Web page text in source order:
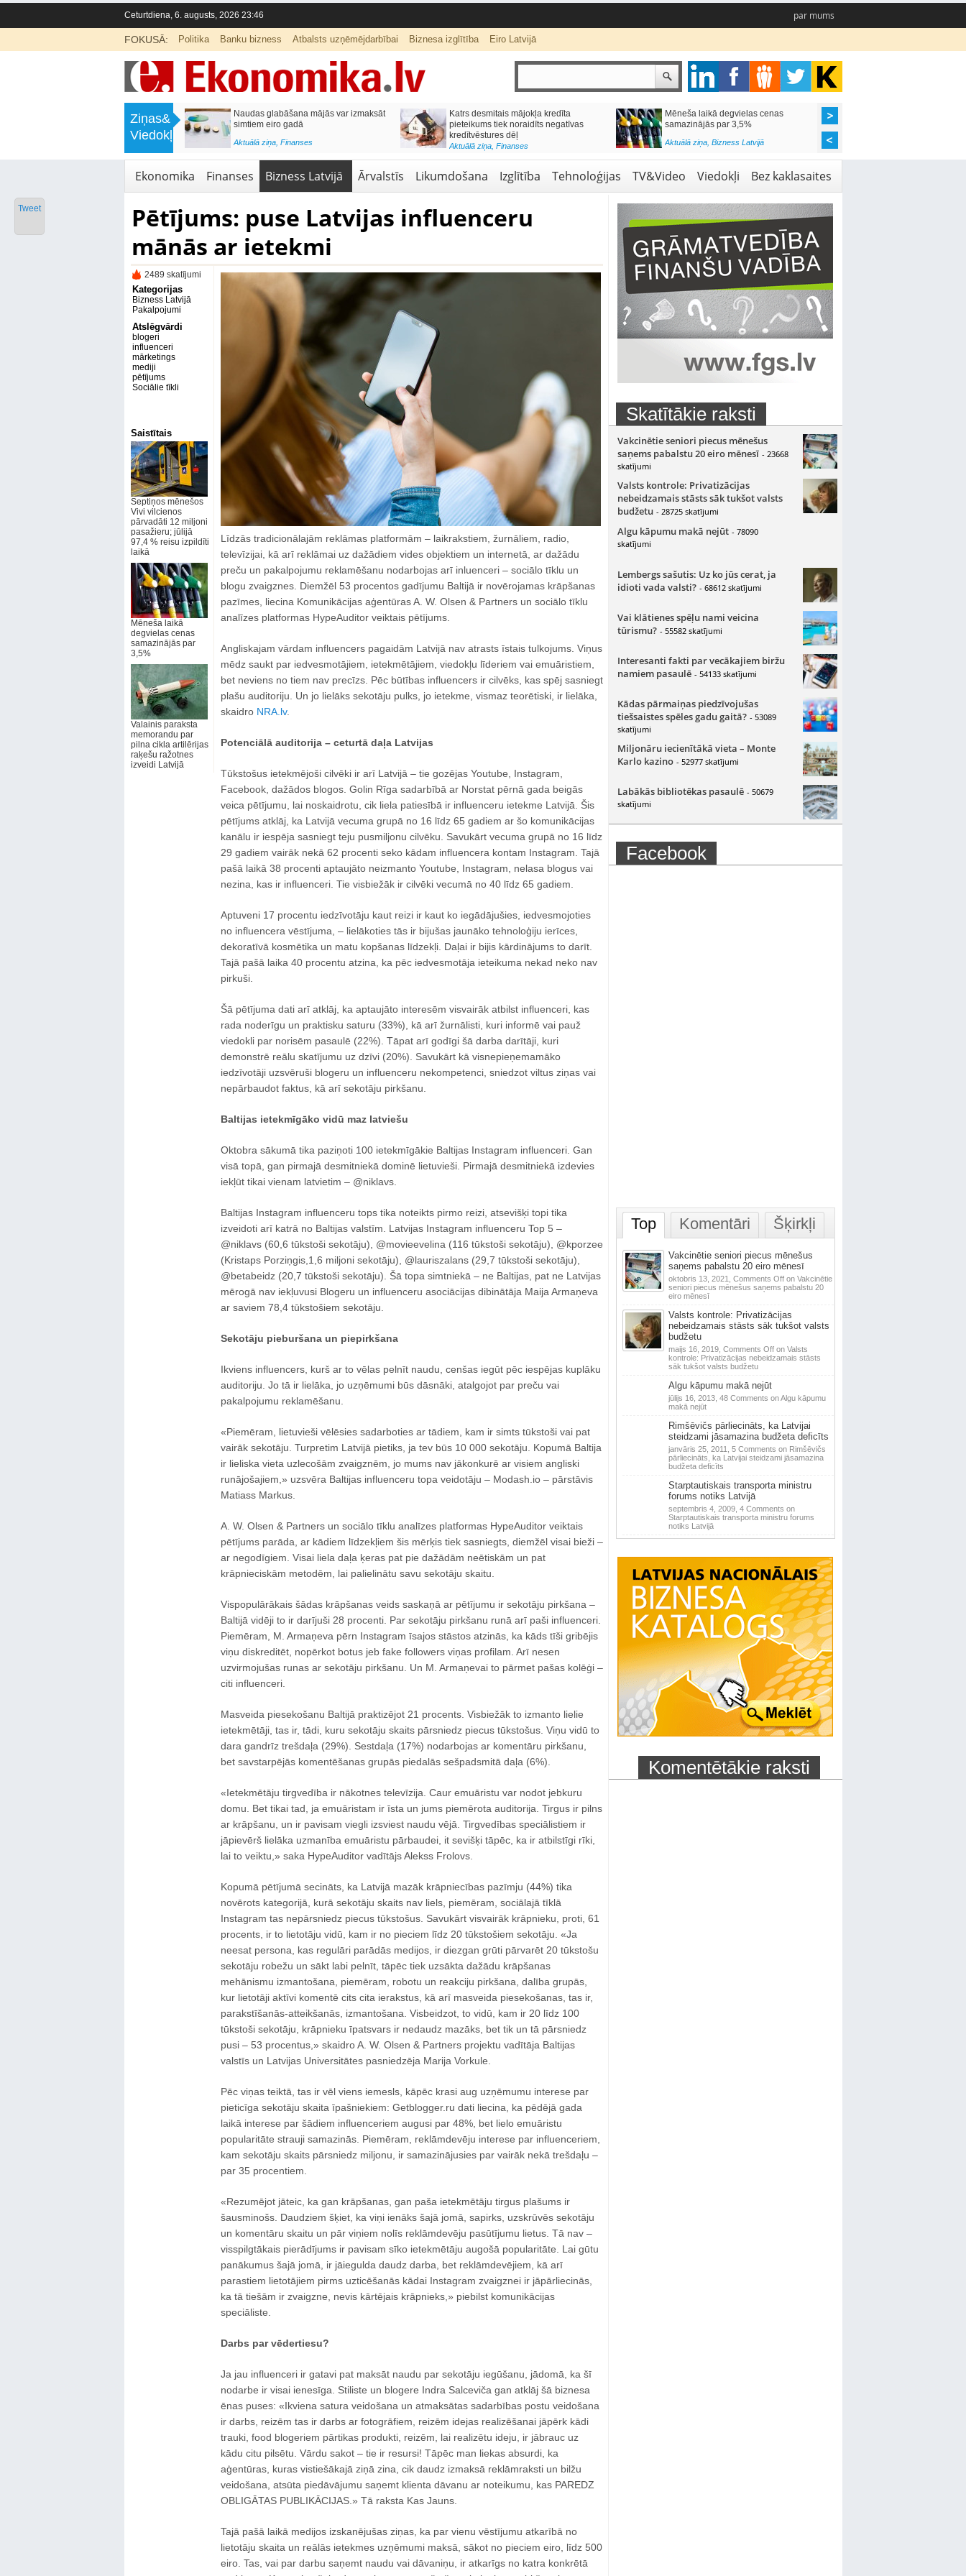
Ceturtdiena, 6. augusts, 2026 23:46 par mums
FOKUSĀ: Politika Banku bizness Atbalsts uzņēmējdarbībai Biznesa izglītība Eiro Latvijā
Ziņas&
Viedokļi
Septiņos mēnešos Vivi vilcienos
pārvadāti 12 miljoni pasažieru; jūlijā
Naudas glabāšana mājās var izmaksāt
simtiem eiro gadā
Aktuālā ziņa, Finanses
Katrs desmitais mājokļa kredīta
pieteikums tiek noraidīts negatīvas
kredītvēstures dēļ
Aktuālā ziņa, Finanses
Mēneša laikā degvielas cenas
samazinājās par 3,5%
Aktuālā ziņa, Bizness Latvijā
Ekonomika Finanses Bizness Latvijā Ārvalstīs Likumdošana Izglītība Tehnoloģijas TV&Video Viedokļi Bez kaklasaites
Pētījums: puse Latvijas influenceru
mānās ar ietekmi
2489 skatījumi
Kategorijas
Bizness Latvijā
Pakalpojumi
Atslēgvārdi
blogeri
influenceri
mārketings
mediji
pētījums
Sociālie tīkli
Saistītais
Septiņos mēnešos
Vivi vilcienos
pārvadāti 12 miljoni
pasažieru; jūlijā
97,4 % reisu izpildīti
laikā
Mēneša laikā
degvielas cenas
samazinājās par
3,5%
Valainis paraksta
memorandu par
pilna cikla artilērijas
raķešu ražotnes
izveidi Latvijā
Līdzās tradicionālajām reklāmas platformām – laikrakstiem, žurnāliem, radio,
televīzijai, kā arī reklāmai uz dažādiem vides objektiem un internetā, ar dažādu
preču un pakalpojumu reklamēšanu nodarbojas arī inluenceri – sociālo tīklu un
blogu zvaigznes. Diemžēl 53 procentos gadījumu Baltijā ir novērojamas krāpšanas
pazīmes, liecina Komunikācijas aģentūras A. W. Olsen & Partners un sociālo tīklu
analīzes platformas HypeAuditor veiktais pētījums.
Angliskajam vārdam influencers pagaidām Latvijā nav atrasts īstais tulkojums. Viņus
mēdz saukt par iedvesmotājiem, ietekmētājiem, viedokļu līderiem vai emuāristiem,
bet neviens no tiem nav precīzs. Pēc būtības influencers ir cilvēks, kas spēj sasniegt
plašu auditoriju. Un jo lielāks sekotāju pulks, jo ietekme, vismaz teorētiski, ir lielāka,
skaidro NRA.lv.
Potenciālā auditorija – ceturtā daļa Latvijas
Tūkstošus ietekmējoši cilvēki ir arī Latvijā – tie gozējas Youtube, Instagram,
Facebook, dažādos blogos. Golin Rīga sadarbībā ar Norstat pērnā gada beigās
veica pētījumu, lai noskaidrotu, cik liela patiesībā ir influenceru ietekme Latvijā. Šis
pētījums atklāj, ka Latvijā vecuma grupā no 16 līdz 65 gadiem ar šo komunikācijas
kanālu ir iespēja sasniegt teju pusmiljonu cilvēku. Savukārt vecuma grupā no 16 līdz
29 gadiem vairāk nekā 62 procenti seko kādam influencera kontam Instagram. Tajā
pašā laikā 38 procenti aptaujāto neizmanto Youtube, Instagram, nelasa blogus vai
nezina, kas ir influenceri. Tie visbiežāk ir cilvēki vecumā no 40 līdz 65 gadiem.
Aptuveni 17 procentu iedzīvotāju kaut reizi ir kaut ko iegādājušies, iedvesmojoties
no influencera vēstījuma, – lielākoties tās ir bijušas jaunāko tehnoloģiju ierīces,
dekoratīvā kosmētika un matu kopšanas līdzekļi. Daļai ir bijis kārdinājums to darīt.
Tajā pašā laika 40 procentu atzina, ka pēc iedvesmotāja ieteikuma nekad neko nav
pirkuši.
Šā pētījuma dati arī atklāj, ka aptaujāto interesēm visvairāk atbilst influenceri, kas
rada noderīgu un praktisku saturu (33%), kā arī žurnālisti, kuri informē vai pauž
viedokli par norisēm pasaulē (22%). Tāpat arī godīgi šā darba darītāji, kuri
demonstrē reālu skatījumu uz dzīvi (20%). Savukārt kā visnepieņemamāko
iedzīvotāji uzsvēruši blogeru un influenceru nekompetenci, sniedzot viltus ziņas vai
nepārbaudot faktus, kā arī sekotāju pirkšanu.
Baltijas ietekmīgāko vidū maz latviešu
Oktobra sākumā tika paziņoti 100 ietekmīgākie Baltijas Instagram influenceri. Gan
visā topā, gan pirmajā desmitniekā dominē lietuvieši. Pirmajā desmitniekā izdevies
iekļūt tikai vienam latvietim – @niklavs.
Baltijas Instagram influenceru tops tika noteikts pirmo reizi, atsevišķi topi tika
izveidoti arī katrā no Baltijas valstīm. Latvijas Instagram influenceru Top 5 –
@niklavs (60,6 tūkstoši sekotāju), @movieevelina (116 tūkstoši sekotāju), @kporzee
(Kristaps Porziņgis,1,6 miljoni sekotāju), @lauriszalans (29,7 tūkstoši sekotāju),
@betabeidz (20,7 tūkstoši sekotāju). Šā topa simtniekā – ne Baltijas, pat ne Latvijas
mērogā nav iekļuvusi Blogeru un influenceru asociācijas dibinātāja Maija Armaņeva
ar saviem 78,4 tūkstošiem sekotāju.
Sekotāju pieburšana un piepirkšana
Ikviens influencers, kurš ar to vēlas pelnīt naudu, cenšas iegūt pēc iespējas kuplāku
auditoriju. Jo tā ir lielāka, jo uzņēmumi būs dāsnāki, atalgojot par preču vai
pakalpojumu reklamēšanu.
«Piemēram, lietuvieši vēlēsies sadarboties ar tādiem, kam ir simts tūkstoši vai pat
vairāk sekotāju. Turpretim Latvijā pietiks, ja tev būs 10 000 sekotāju. Kopumā Baltija
ir lieliska vieta uzlecošām zvaigznēm, jo mums nav jākonkurē ar visiem angliski
runājošajiem,» uzsvēra Baltijas influenceru topa veidotāju – Modash.io – pārstāvis
Matiass Markus.
A. W. Olsen & Partners un sociālo tīklu analīzes platformas HypeAuditor veiktais
pētījums parāda, ar kādiem līdzekļiem šis mērķis tiek sasniegts, diemžēl visai bieži –
ar negodīgiem. Visai liela daļa ķeras pat pie dažādām neētiskām un pat
krāpnieciskām metodēm, lai palielinātu savu sekotāju skaitu.
Vispopulārākais šādas krāpšanas veids saskaņā ar pētījumu ir sekotāju pirkšana –
Baltijā vidēji to ir darījuši 28 procenti. Par sekotāju pirkšanu runā arī paši influenceri.
Piemēram, M. Armaņeva pērn Instagram īsajos stāstos atzinās, ka kāds tīši gribējis
viņu diskreditēt, nopērkot botus jeb fake followers viņas profilam. Arī nesen
uzvirmojušas runas ar sekotāju pirkšanu. Un M. Armaņevai to pārmet pašas kolēģi –
citi influenceri.
Masveida piesekošanu Baltijā praktizējot 21 procents. Visbiežāk to izmanto lielie
ietekmētāji, tas ir, tādi, kuru sekotāju skaits pārsniedz piecus tūkstošus. Viņu vidū to
dara gandrīz trešdaļa (29%). Sestdaļa (17%) nodarbojas ar komentāru pirkšanu,
bet savstarpējās komentēšanas grupās piedalās sešpadsmitā daļa (6%).
«Ietekmētāju tirgvedība ir nākotnes televīzija. Caur emuāristu var nodot jebkuru
domu. Bet tikai tad, ja emuāristam ir īsta un jums piemērota auditorija. Tirgus ir pilns
ar krāpšanu, un ir pavisam viegli izsviest naudu vējā. Tirgvedības speciālistiem ir
jāpievērš lielāka uzmanība emuāristu pārbaudei, it sevišķi tāpēc, ka ir atbilstīgi rīki,
lai to veiktu,» saka HypeAuditor vadītājs Alekss Frolovs.
Kopumā pētījumā secināts, ka Latvijā mazāk krāpniecības pazīmju (44%) tika
novērots kategorijā, kurā sekotāju skaits nav liels, piemēram, sociālajā tīklā
Instagram tas nepārsniedz piecus tūkstošus. Savukārt visvairāk krāpnieku, proti, 61
procents, ir to lietotāju vidū, kam ir no pieciem līdz 20 tūkstošiem sekotāju. «Ja
neesat persona, kas regulāri parādās medijos, ir diezgan grūti pārvarēt 20 tūkstošu
sekotāju robežu un sākt labi pelnīt, tāpēc tiek uzsākta dažādu krāpšanas
mehānismu izmantošana, piemēram, robotu un reakciju pirkšana, dalība grupās,
kur lietotāji aktīvi komentē cits cita ierakstus, kā arī masveida piesekošanas, tas ir,
parakstīšanās-atteikšanās, izmantošana. Visbeidzot, to vidū, kam ir 20 līdz 100
tūkstoši sekotāju, krāpnieku īpatsvars ir nedaudz mazāks, bet tik un tā pārsniedz
pusi – 53 procentus,» skaidro A. W. Olsen & Partners projektu vadītāja Baltijas
valstīs un Latvijas Universitātes pasniedzēja Marija Vorkule.
Pēc viņas teiktā, tas ir vēl viens iemesls, kāpēc krasi aug uzņēmumu interese par
pieticīga sekotāju skaita īpašniekiem: Getblogger.ru dati liecina, ka pēdējā gada
laikā interese par šādiem influenceriem augusi par 48%, bet lielo emuāristu
popularitāte strauji samazinās. Piemēram, reklāmdevēju interese par influenceriem,
kam sekotāju skaits pārsniedz miljonu, ir samazinājusies par vairāk nekā trešdaļu –
par 35 procentiem.
«Rezumējot jāteic, ka gan krāpšanas, gan paša ietekmētāju tirgus plašums ir
šausminošs. Daudziem šķiet, ka viņi ienāks šajā jomā, sapirks, uzskrūvēs sekotāju
un komentāru skaitu un pār viņiem nolīs reklāmdevēju pasūtījumu lietus. Tā nav –
visspilgtākais pierādījums ir pavisam sīko ietekmētāju augošā popularitāte. Lai gūtu
panākumus šajā jomā, ir jāiegulda daudz darba, bet reklāmdevējiem, kā arī
parastiem lietotājiem pirms uzticēšanās kādai Instagram zvaigznei ir jāpārliecinās,
ka tā tiešām ir zvaigzne, nevis kārtējais krāpnieks,» piebilst komunikācijas
speciāliste.
Darbs par vēdertiesu?
Ja jau influenceri ir gatavi pat maksāt naudu par sekotāju iegūšanu, jādomā, ka šī
nodarbe ir visai ienesīga. Stiliste un blogere Indra Salceviča gan atklāj šā biznesa
ēnas puses: «Ikviena satura veidošana un atmaksātas sadarbības postu veidošana
ir darbs, reizēm tas ir darbs ar fotogrāfiem, reizēm idejas realizēšanai jāpērk kādi
trauki, food blogeriem pārtikas produkti, reizēm, lai realizētu ideju, ir jābrauc uz
kādu citu pilsētu. Vārdu sakot – tie ir resursi! Tāpēc man liekas absurdi, ka
aģentūras, kuras vistiešākajā ziņā zina, cik daudz izmaksā reklāmraksti un bilžu
veidošana, atsūta piedāvājumu saņemt klienta dāvanu ar noteikumu, kas PAREDZ
OBLIGĀTAS PUBLIKĀCIJAS.» Tā raksta Kas Jauns.
Tajā pašā laikā medijos izskanējušas ziņas, ka par vienu vēstījumu atkarībā no
lietotāju skaita un reālās ietekmes uzņēmumi maksā, sākot no pieciem eiro, līdz 500
eiro. Tas, vai par darbu saņemt naudu vai dāvaniņu, ir atkarīgs no katra konkrētā
Skatītākie raksti
Vakcinētie seniori piecus mēnešus
saņems pabalstu 20 eiro mēnesī - 23668
skatījumi
Valsts kontrole: Privatizācijas
nebeidzamais stāsts sāk tukšot valsts
budžetu - 28725 skatījumi
Algu kāpumu makā nejūt - 78090
skatījumi
Lembergs sašutis: Uz ko jūs cerat, ja
idioti vada valsti? - 68612 skatījumi
Vai klātienes spēļu nami veicina
tūrismu? - 55582 skatījumi
Interesanti fakti par vecākajiem biržu
namiem pasaulē - 54133 skatījumi
Kādas pārmaiņas piedzīvojušas
tiešsaistes spēles gadu gaitā? - 53089
skatījumi
Miljonāru iecienītākā vieta – Monte
Karlo kazino - 52977 skatījumi
Labākās bibliotēkas pasaulē - 50679
skatījumi
Facebook
Top Komentāri Šķirkļi
Vakcinētie seniori piecus mēnešus
saņems pabalstu 20 eiro mēnesī
oktobris 13, 2021, Comments Offon Vakcinētie
seniori piecus mēnešus saņems pabalstu 20
eiro mēnesī
Valsts kontrole: Privatizācijas
nebeidzamais stāsts sāk tukšot valsts
budžetu
maijs 16, 2019, Comments Offon Valsts
kontrole: Privatizācijas nebeidzamais stāsts
sāk tukšot valsts budžetu
Algu kāpumu makā nejūt
jūlijs 16, 2013, 48 Comments on Algu kāpumu
makā nejūt
Rimšēvičs pārliecināts, ka Latvijai
steidzami jāsamazina budžeta deficīts
janvāris 25, 2011, 5 Comments on Rimšēvičs
pārliecināts, ka Latvijai steidzami jāsamazina
budžeta deficīts
Starptautiskais transporta ministru
forums notiks Latvijā
septembris 4, 2009, 4 Comments on
Starptautiskais transporta ministru forums
notiks Latvijā
Komentētākie raksti
Tweet